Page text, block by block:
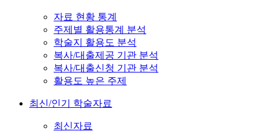
자료 현황 통계
주제별 활용통계 분석
학술지 활용도 분석
복사/대출제공 기관 분석
복사/대출신청 기관 분석
활용도 높은 주제
최신/인기 학술자료
최신자료